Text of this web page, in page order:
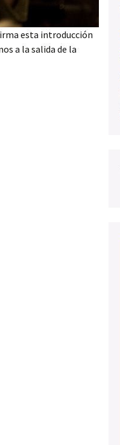
esta introducción
a la salida de la